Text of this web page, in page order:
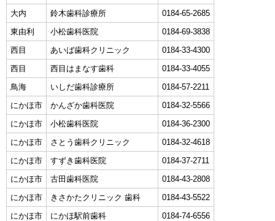
大内
鈴木歯科診療所
0184-65-2685
東由利
小松歯科医院
0184-69-3838
西目
あいば歯科クリニック
0184-33-4300
西目
西目はまなす歯科
0184-33-4055
鳥海
いしだ歯科診療所
0184-57-2211
にかほ市
かんざか歯科医院
0184-32-5566
にかほ市
小松歯科医院
0184-36-2300
にかほ市
さとう歯科クリニック
0184-32-4618
にかほ市
すずき歯科医院
0184-37-2711
にかほ市
古田歯科医院
0184-43-2808
にかほ市
きさかたクリニック 歯科
0184-43-5522
にかほ市
にかほ駅前歯科 0184-74-6556